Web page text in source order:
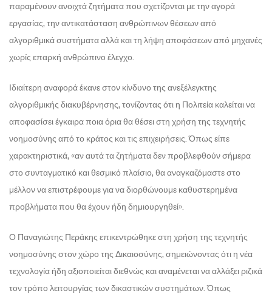
παραμένουν ανοιχτά ζητήματα που σχετίζονται με την αγορά
εργασίας, την αντικατάσταση ανθρώπινων θέσεων από
αλγοριθμικά συστήματα αλλά και τη λήψη αποφάσεων από μηχανές
χωρίς επαρκή ανθρώπινο έλεγχο.
Ιδιαίτερη αναφορά έκανε στον κίνδυνο της ανεξέλεγκτης
αλγοριθμικής διακυβέρνησης, τονίζοντας ότι η Πολιτεία καλείται να
αποφασίσει έγκαιρα ποια όρια θα θέσει στη χρήση της τεχνητής
νοημοσύνης από το κράτος και τις επιχειρήσεις. Όπως είπε
χαρακτηριστικά, «αν αυτά τα ζητήματα δεν προβλεφθούν σήμερα
στο συνταγματικό και θεσμικό πλαίσιο, θα αναγκαζόμαστε στο
μέλλον να επιστρέφουμε για να διορθώνουμε καθυστερημένα
προβλήματα που θα έχουν ήδη δημιουργηθεί».
Ο Παναγιώτης Περάκης επικεντρώθηκε στη χρήση της τεχνητής
νοημοσύνης στον χώρο της Δικαιοσύνης, σημειώνοντας ότι η νέα
τεχνολογία ήδη αξιοποιείται διεθνώς και αναμένεται να αλλάξει ριζικά
τον τρόπο λειτουργίας των δικαστικών συστημάτων. Όπως